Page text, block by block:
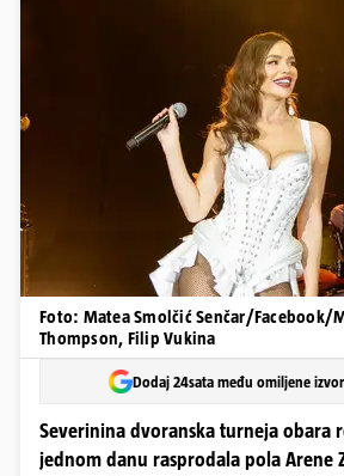
Foto: Matea Smolčić Senčar/Facebook/
Thompson, Filip Vukina
Dodaj 24sata među omiljene
Severinina dvoranska turneja obara
jednom danu rasprodala pola Arene